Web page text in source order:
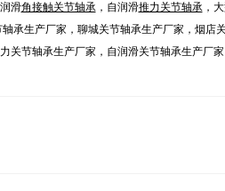
滑角接触关节轴承，自润滑推力关节轴承，
承生产厂家，聊城关节轴承生产厂家，烟店
关节轴承生产厂家，自润滑关节轴承生产厂